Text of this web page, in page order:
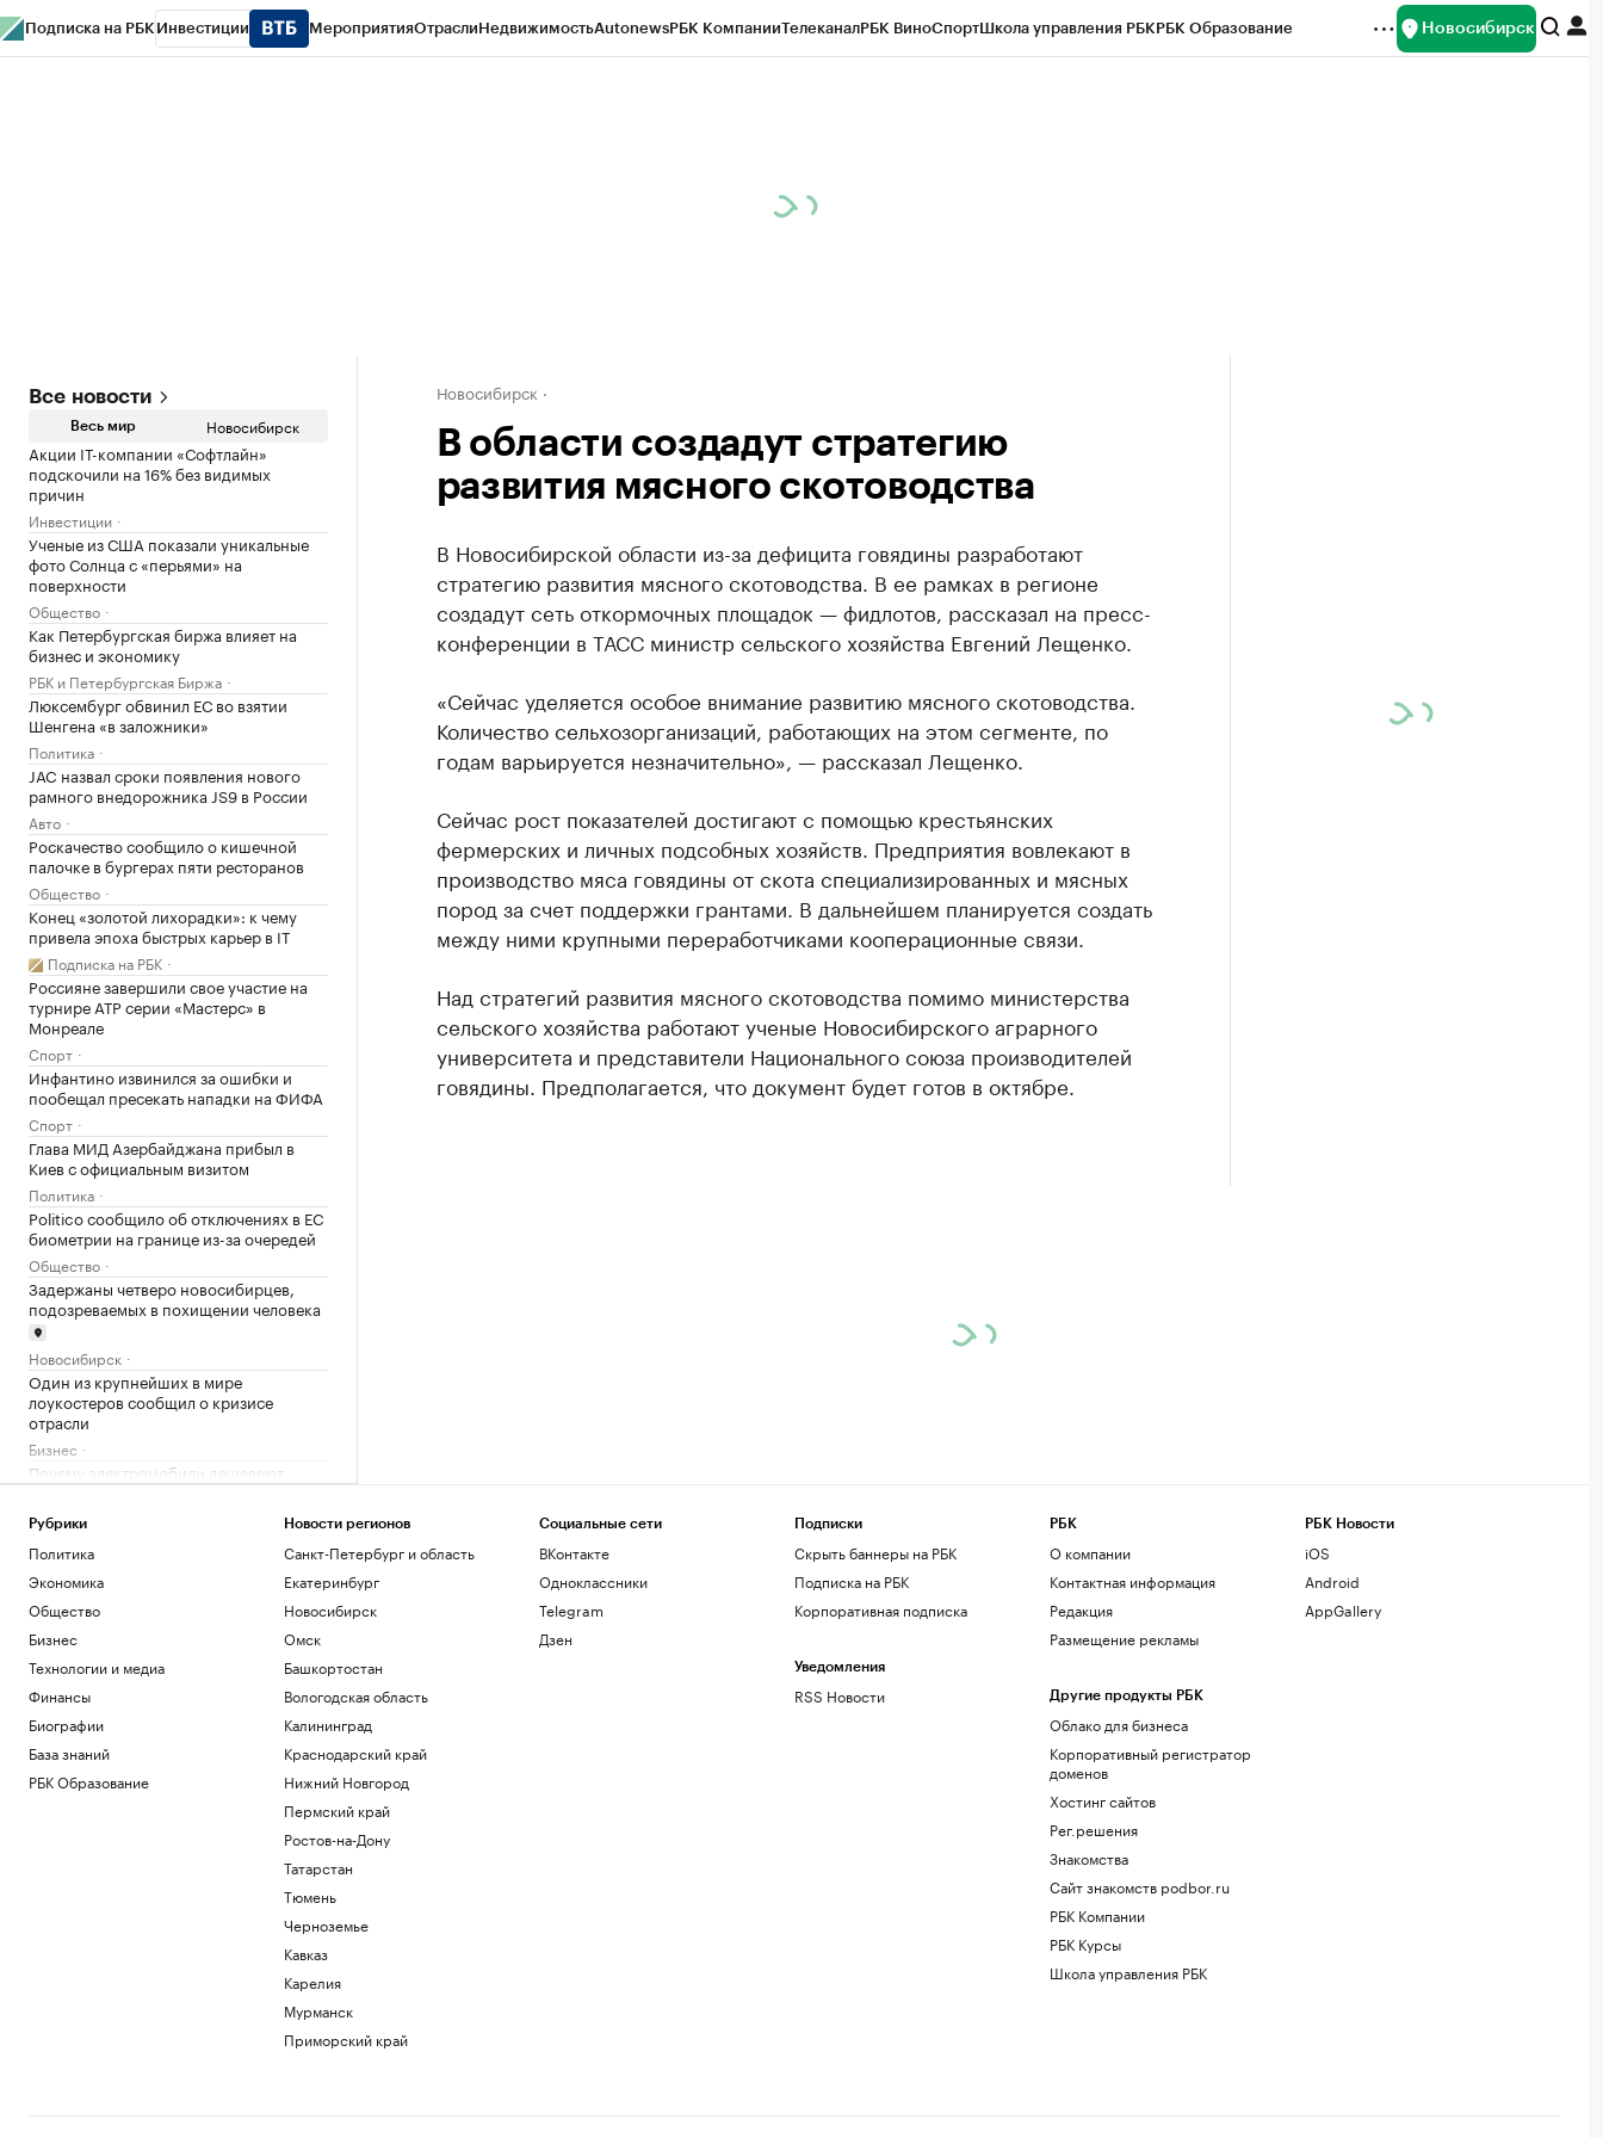
Подписка на РБК Инвестиции МероприятияОтраслиНедвижимостьAutonewsРБК КомпанииТелеканалРБК ВиноСпортШкола управления РБКРБК Образование Новосибирск
Все новости
Весь мир Новосибирск
Акции IT-компании «Софтлайн»
подскочили на 16% без видимых
причин
Инвестиции
Ученые из США показали уникальные
фото Солнца с «перьями» на
поверхности
Общество
Как Петербургская биржа влияет на
бизнес и экономику
РБК и Петербургская Биржа
Люксембург обвинил ЕС во взятии
Шенгена «в заложники»
Политика
JAC назвал сроки появления нового
рамного внедорожника JS9 в России
Авто
Роскачество сообщило о кишечной
палочке в бургерах пяти ресторанов
Общество
Конец «золотой лихорадки»: к чему
привела эпоха быстрых карьер в IT
Подписка на РБК
Россияне завершили свое участие на
турнире ATP серии «Мастерс» в
Монреале
Спорт
Инфантино извинился за ошибки и
пообещал пресекать нападки на ФИФА
Спорт
Глава МИД Азербайджана прибыл в
Киев с официальным визитом
Политика
Politico сообщило об отключениях в ЕС
биометрии на границе из-за очередей
Общество
Задержаны четверо новосибирцев,
подозреваемых в похищении человека
Новосибирск
Один из крупнейших в мире
лоукостеров сообщил о кризисе
отрасли
Бизнес
Почему электромобили дешевеют
быстрее машин с ДВС
Подписка на РБК
«Перспективная концепция
маневрового локомотива»
Компании
В Приморье задержали подростков,
готовивших теракт на объекте
Росгвардии
Политика
Акции «Русагро» обвалились почти на
Более половины компаний при
Бизнес в России ужесточил борьбу с
воровством сотрудников. Главные
Новосибирск
В области создадут стратегию
развития мясного скотоводства
В Новосибирской области из-за дефицита говядины разработают
стратегию развития мясного скотоводства. В ее рамках в регионе
создадут сеть откормочных площадок — фидлотов, рассказал на пресс-
конференции в ТАСС министр сельского хозяйства Евгений Лещенко.
«Сейчас уделяется особое внимание развитию мясного скотоводства.
Количество сельхозорганизаций, работающих на этом сегменте, по
годам варьируется незначительно», — рассказал Лещенко.
Сейчас рост показателей достигают с помощью крестьянских
фермерских и личных подсобных хозяйств. Предприятия вовлекают в
производство мяса говядины от скота специализированных и мясных
пород за счет поддержки грантами. В дальнейшем планируется создать
между ними крупными переработчиками кооперационные связи.
Над стратегий развития мясного скотоводства помимо министерства
сельского хозяйства работают ученые Новосибирского аграрного
университета и представители Национального союза производителей
говядины. Предполагается, что документ будет готов в октябре.
Рубрики
Политика
Экономика
Общество
Бизнес
Технологии и медиа
Финансы
Биографии
База знаний
РБК Образование
Новости регионов
Санкт-Петербург и область
Екатеринбург
Новосибирск
Омск
Башкортостан
Вологодская область
Калининград
Краснодарский край
Нижний Новгород
Пермский край
Ростов-на-Дону
Татарстан
Тюмень
Черноземье
Кавказ
Карелия
Мурманск
Приморский край
Социальные сети
ВКонтакте
Одноклассники
Telegram
Дзен
Подписки
Скрыть баннеры на РБК
Подписка на РБК
Корпоративная подписка
Уведомления
RSS Новости
РБК
О компании
Контактная информация
Редакция
Размещение рекламы
Другие продукты РБК
Облако для бизнеса
Корпоративный регистратор
доменов
Хостинг сайтов
Рег.решения
Знакомства
Сайт знакомств podbor.ru
РБК Компании
РБК Курсы
Школа управления РБК
РБК Новости
iOS
Android
AppGallery